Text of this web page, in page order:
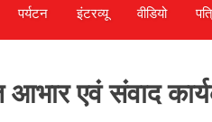
पर्यटन इंटरव्‍यू वीडियो
आभार एवं संवाद